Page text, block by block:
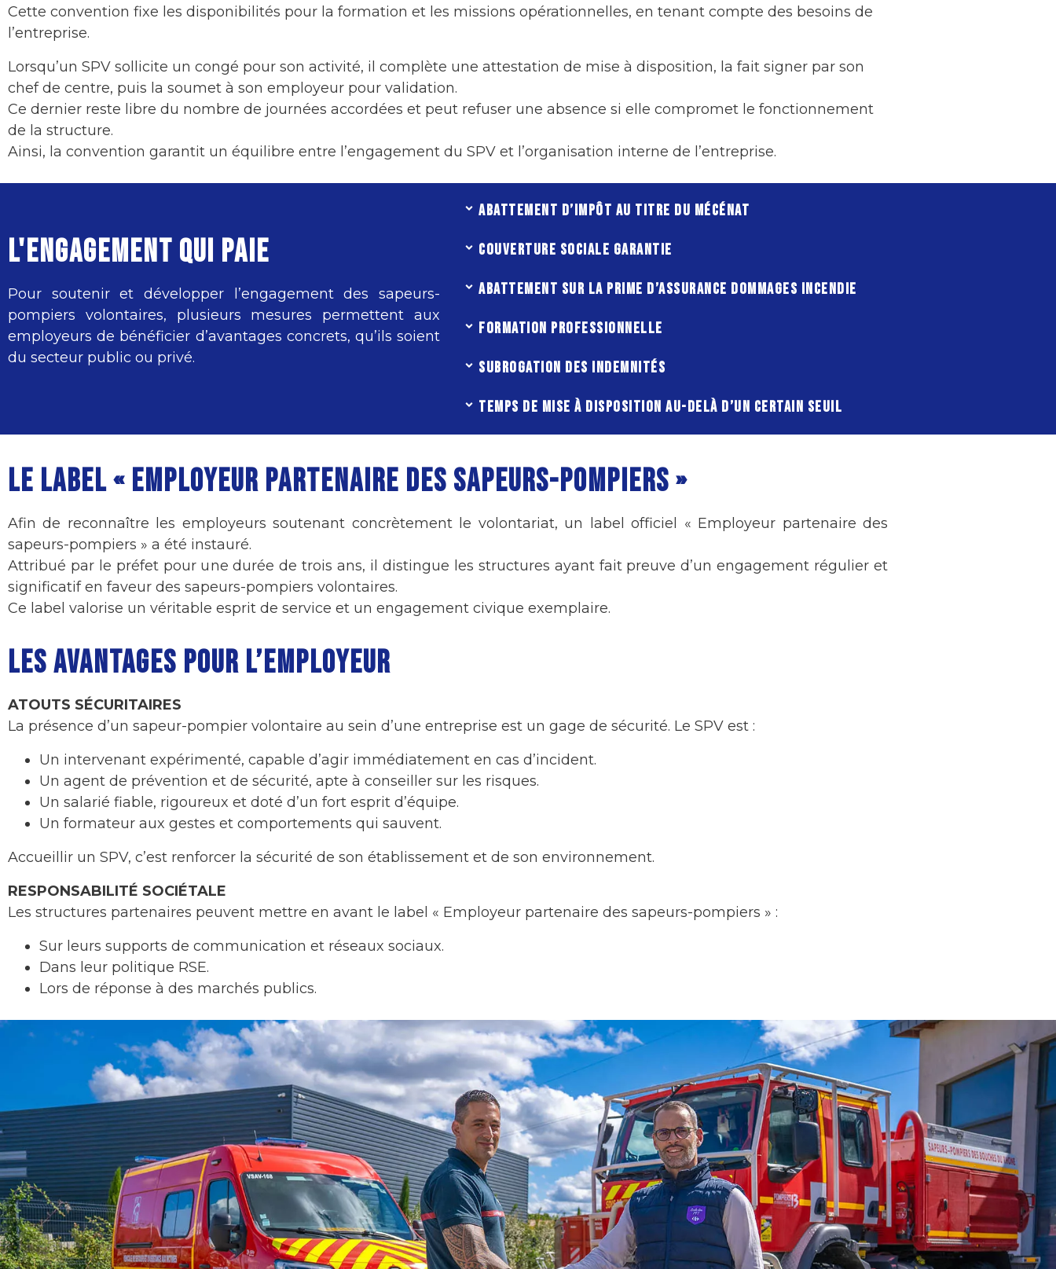
Cette convention fixe les disponibilités pour la formation et les missions opérationnelles, en tenant compte des besoins de
l’entreprise.
Lorsqu’un SPV sollicite un congé pour son activité, il complète une attestation de mise à disposition, la fait signer par son
chef de centre, puis la soumet à son employeur pour validation.
Ce dernier reste libre du nombre de journées accordées et peut refuser une absence si elle compromet le fonctionnement
de la structure.
Ainsi, la convention garantit un équilibre entre l’engagement du SPV et l’organisation interne de l’entreprise.
L'ENGAGEMENT QUI PAIE
Pour soutenir et développer l’engagement des sapeurs-
pompiers volontaires, plusieurs mesures permettent aux
employeurs de bénéficier d’avantages concrets, qu’ils soient
du secteur public ou privé.
ABATTEMENT D’IMPÔT AU TITRE DU MÉCÉNAT
COUVERTURE SOCIALE GARANTIE
ABATTEMENT SUR LA PRIME D’ASSURANCE DOMMAGES INCENDIE
FORMATION PROFESSIONNELLE
SUBROGATION DES INDEMNITÉS
TEMPS DE MISE À DISPOSITION AU-DELÀ D’UN CERTAIN SEUIL
LE LABEL « EMPLOYEUR PARTENAIRE DES SAPEURS-POMPIERS »
Afin de reconnaître les employeurs soutenant concrètement le volontariat, un label officiel « Employeur partenaire des
sapeurs-pompiers » a été instauré.
Attribué par le préfet pour une durée de trois ans, il distingue les structures ayant fait preuve d’un engagement régulier et
significatif en faveur des sapeurs-pompiers volontaires.
Ce label valorise un véritable esprit de service et un engagement civique exemplaire.
LES AVANTAGES POUR L’EMPLOYEUR
ATOUTS SÉCURITAIRES
La présence d’un sapeur-pompier volontaire au sein d’une entreprise est un gage de sécurité. Le SPV est :
Un intervenant expérimenté, capable d’agir immédiatement en cas d’incident.
Un agent de prévention et de sécurité, apte à conseiller sur les risques.
Un salarié fiable, rigoureux et doté d’un fort esprit d’équipe.
Un formateur aux gestes et comportements qui sauvent.
Accueillir un SPV, c’est renforcer la sécurité de son établissement et de son environnement.
RESPONSABILITÉ SOCIÉTALE
Les structures partenaires peuvent mettre en avant le label « Employeur partenaire des sapeurs-pompiers » :
Sur leurs supports de communication et réseaux sociaux.
Dans leur politique RSE.
Lors de réponse à des marchés publics.